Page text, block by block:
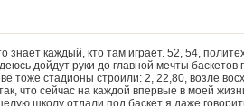
знает каждый, кто там играет. 52, 54,
дойдут руки до главной мечты
тоже стадионы строили: 2, 22,80, возле
что сейчас на каждой впервые в моей